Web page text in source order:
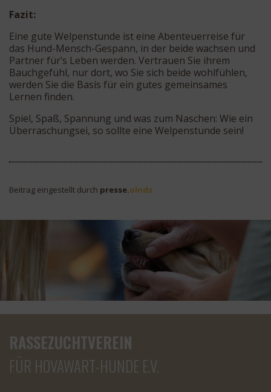
Fazit:
Eine gute Welpenstunde ist eine Abenteuerreise für
das Hund-Mensch-Gespann, in der beide wachsen und
Partner für’s Leben werden. Vertrauen Sie ihrem
Bauchgefühl, nur dort, wo Sie sich beide wohlfühlen,
werden Sie die Basis für ein gutes gemeinsames
Lernen finden.
Spiel, Spaß, Spannung und was zum Naschen: Wie ein
Überraschungsei, so sollte eine Welpenstunde sein!
Beitrag eingestellt durch presse. olnds
RASSEZUCHTVEREIN
FÜR HOVAWART-HUNDE E.V.